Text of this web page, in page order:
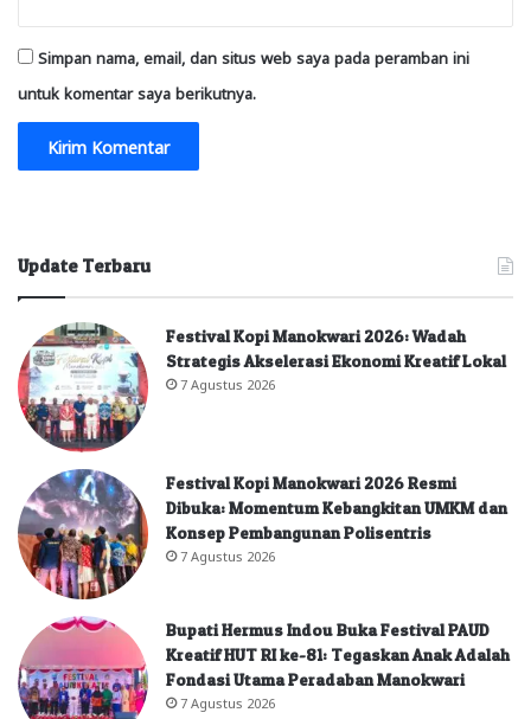
Simpan nama, email, dan situs web saya pada peramban ini
untuk komentar saya berikutnya.
Update Terbaru
Festival Kopi Manokwari 2026: Wadah
Strategis Akselerasi Ekonomi Kreatif Lokal
7 Agustus 2026
Festival Kopi Manokwari 2026 Resmi
Dibuka: Momentum Kebangkitan UMKM dan
Konsep Pembangunan Polisentris
7 Agustus 2026
Bupati Hermus Indou Buka Festival PAUD
Kreatif HUT RI ke-81: Tegaskan Anak Adalah
Fondasi Utama Peradaban Manokwari
7 Agustus 2026